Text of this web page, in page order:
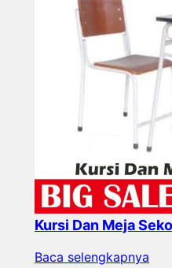
Kursi Dan Meja
Baca selengkapnya